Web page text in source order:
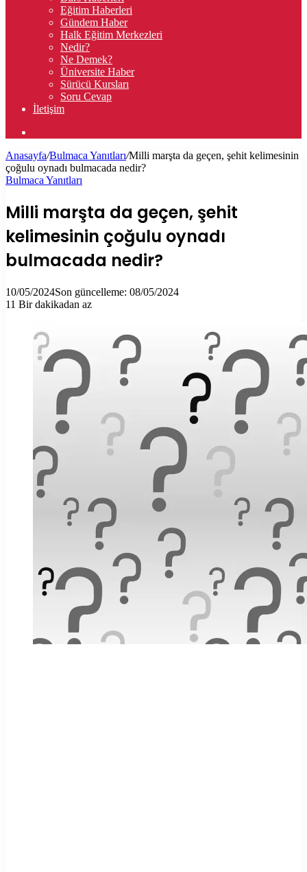
Eğitim Haberleri
Gündem Haber
Halk Eğitim Merkezleri
Nedir?
Ne Demek?
Üniversite Haber
Sürücü Kursları
Soru Cevap
İletişim
...
Anasayfa/Bulmaca Yanıtları/Milli marşta da geçen, şehit kelimesinin
çoğulu oynadı bulmacada nedir?
Bulmaca Yanıtları
Milli marşta da geçen, şehit
kelimesinin çoğulu oynadı
bulmacada nedir?
10/05/2024Son güncelleme: 08/05/2024
11 Bir dakikadan az